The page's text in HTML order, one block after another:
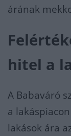
árának
hitel a
A Babaváró
a
lakások ára